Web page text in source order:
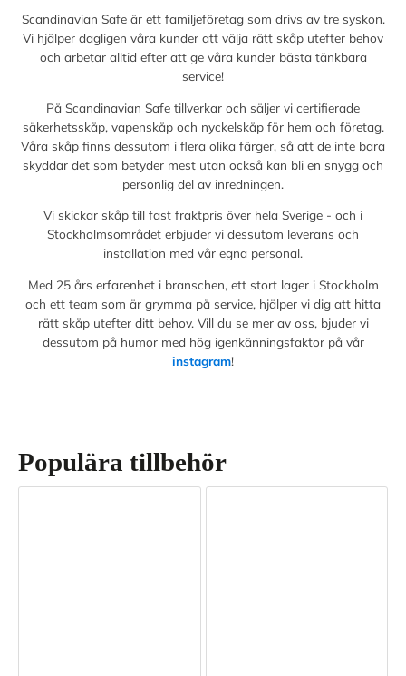
Scandinavian Safe är ett familjeföretag som drivs av tre syskon.
Vi hjälper dagligen våra kunder att välja rätt skåp utefter behov
och arbetar alltid efter att ge våra kunder bästa tänkbara
service!
På Scandinavian Safe tillverkar och säljer vi certifierade
säkerhetsskåp, vapenskåp och nyckelskåp för hem och företag.
Våra skåp finns dessutom i flera olika färger, så att de inte bara
skyddar det som betyder mest utan också kan bli en snygg och
personlig del av inredningen.
Vi skickar skåp till fast fraktpris över hela Sverige - och i
Stockholmsområdet erbjuder vi dessutom leverans och
installation med vår egna personal.
Med 25 års erfarenhet i branschen, ett stort lager i Stockholm
och ett team som är grymma på service, hjälper vi dig att hitta
rätt skåp utefter ditt behov. Vill du se mer av oss, bjuder vi
dessutom på humor med hög igenkänningsfaktor på vår
instagram!
Populära tillbehör